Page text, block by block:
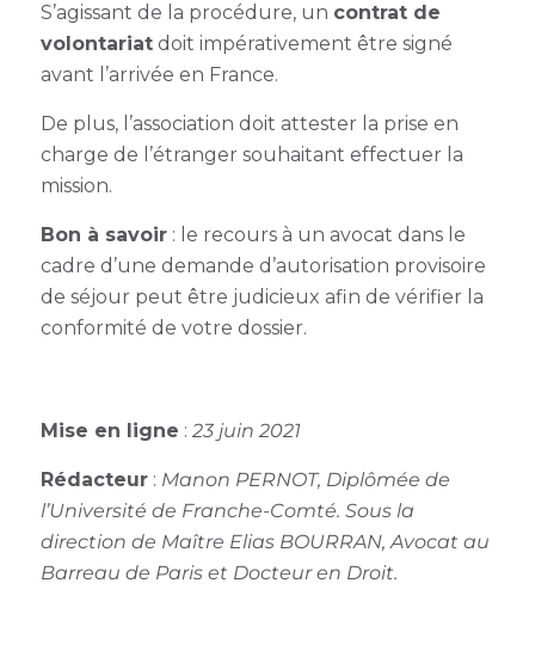
S’agissant de la procédure, un contrat de
volontariatdoit impérativement être signé
avant l’arrivée en France.
De plus, l’association doit attester la prise en
charge de l’étranger souhaitant effectuer la
mission.
Bon à savoir: le recours à un avocat dans le
cadre d’une demande d’autorisation provisoire
de séjour peut être judicieux afin de vérifier la
conformité de votre dossier.
Mise en ligne : 23 juin 2021
Rédacteur: Manon PERNOT, Diplômée de
l’Université de Franche-Comté. Sous la
direction de Maître Elias BOURRAN, Avocat au
Barreau de Paris et Docteur en Droit.